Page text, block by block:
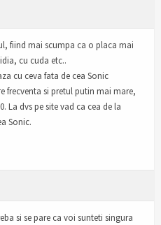
fiind mai scumpa ca o placa mai
cu cuda etc..
cu ceva fata de cea Sonic
frecventa si pretul putin mai mare,
La dvs pe site vad ca cea de la
Sonic.
si se pare ca voi sunteti singura